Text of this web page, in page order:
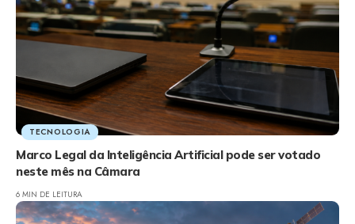
TECNOLOGIA
Marco Legal da Inteligência Artificial pode ser votado
neste mês na Câmara
6 MIN DE LEITURA